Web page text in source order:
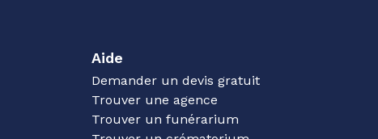
Aide
Demander un devis gratuit
Trouver une agence
Trouver un funérarium